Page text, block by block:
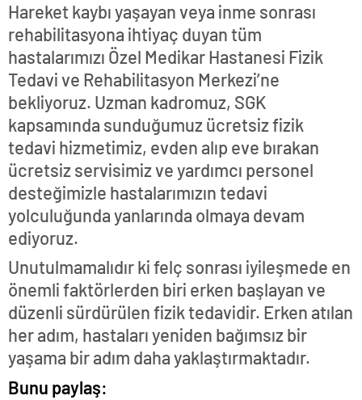
Hareket kaybı yaşayan veya inme sonrası
rehabilitasyona ihtiyaç duyan tüm
hastalarımızı Özel Medikar Hastanesi Fizik
Tedavi ve Rehabilitasyon Merkezi’ne
bekliyoruz. Uzman kadromuz, SGK
kapsamında sunduğumuz ücretsiz fizik
tedavi hizmetimiz, evden alıp eve bırakan
ücretsiz servisimiz ve yardımcı personel
desteğimizle hastalarımızın tedavi
yolculuğunda yanlarında olmaya devam
ediyoruz.
Unutulmamalıdır ki felç sonrası iyileşmede en
önemli faktörlerden biri erken başlayan ve
düzenli sürdürülen fizik tedavidir. Erken atılan
her adım, hastaları yeniden bağımsız bir
yaşama bir adım daha yaklaştırmaktadır.
Bunu paylaş: